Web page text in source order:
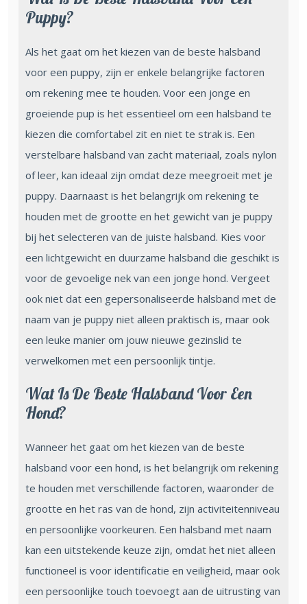
Puppy?
Als het gaat om het kiezen van de beste halsband
voor een puppy, zijn er enkele belangrijke factoren
om rekening mee te houden. Voor een jonge en
groeiende pup is het essentieel om een halsband te
kiezen die comfortabel zit en niet te strak is. Een
verstelbare halsband van zacht materiaal, zoals nylon
of leer, kan ideaal zijn omdat deze meegroeit met je
puppy. Daarnaast is het belangrijk om rekening te
houden met de grootte en het gewicht van je puppy
bij het selecteren van de juiste halsband. Kies voor
een lichtgewicht en duurzame halsband die geschikt is
voor de gevoelige nek van een jonge hond. Vergeet
ook niet dat een gepersonaliseerde halsband met de
naam van je puppy niet alleen praktisch is, maar ook
een leuke manier om jouw nieuwe gezinslid te
verwelkomen met een persoonlijk tintje.
Wat Is De Beste Halsband Voor Een
Hond?
Wanneer het gaat om het kiezen van de beste
halsband voor een hond, is het belangrijk om rekening
te houden met verschillende factoren, waaronder de
grootte en het ras van de hond, zijn activiteitenniveau
en persoonlijke voorkeuren. Een halsband met naam
kan een uitstekende keuze zijn, omdat het niet alleen
functioneel is voor identificatie en veiligheid, maar ook
een persoonlijke touch toevoegt aan de uitrusting van